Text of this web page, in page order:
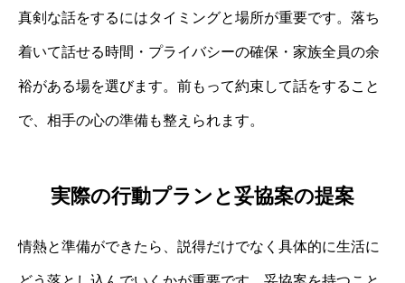
真剣な話をするにはタイミングと場所が重要です。落ち
着いて話せる時間・プライバシーの確保・家族全員の余
裕がある場を選びます。前もって約束して話をすること
で、相手の心の準備も整えられます。
実際の行動プランと妥協案の提案
情熱と準備ができたら、説得だけでなく具体的に生活に